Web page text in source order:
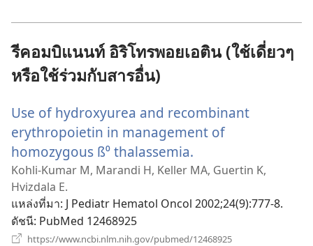
รีคอมบิแนนท์ อิริโทรพอยเอติน (ใช้เดี่ยวๆ
หรือใช้ร่วมกับสารอื่น)
Use of hydroxyurea and recombinant
erythropoietin in management of
homozygous ß⁰ thalassemia.
หน้าต่าง
Kohli-Kumar M, Marandi H, Keller MA, Guertin K,
Hvizdala E.
แหล่งที่มา‎: J Pediatr Hematol Oncol 2002;24(9):777-8.
ดัชนี‎: PubMed 12468925
https://www.ncbi.nlm.nih.gov/pubmed/12468925